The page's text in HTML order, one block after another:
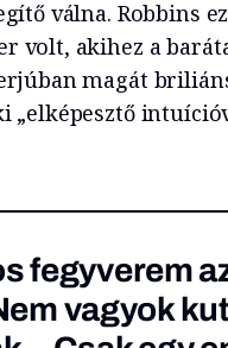
válna. Robbins
volt, akihez a
magát
„elképesztő
fegyverem
vagyok